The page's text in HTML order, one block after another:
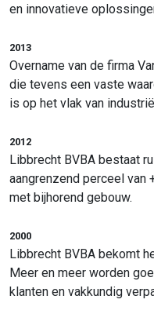
en innovatieve
2013
Overname van de firma
die tevens een vaste
is op het vlak van
2012
Libbrecht BVBA bestaat
aangrenzend perceel van
met bijhorend gebouw.
2000
Libbrecht BVBA bekomt
Meer en meer worden
klanten en vakkundig